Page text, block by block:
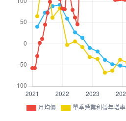
月均價 單季營業利益年增率